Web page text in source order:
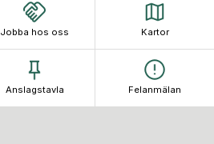
Jobba hos oss Kartor
Anslagstavla Felanmälan